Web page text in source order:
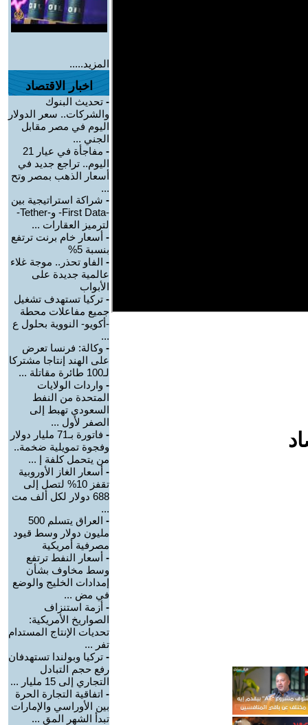
المزيد.....
اخبار الاقتصاد
- تحديث البنوك
والشركات.. سعر الدولار
اليوم في مصر مقابل
الجني ...
-
مفاجأة في عيار 21
اليوم.. تراجع جديد في
أسعار الذهب بمصر وتح
...
- شراكة استراتيجية بين
-First Data- و-Tether-
لترميز العقارات ...
- أسعار خام برنت ترتفع
بنسبة 5%
- الفاو تحذر.. موجة غلاء
عالمية جديدة على
الأبواب
- تركيا تستهدف تشغيل
جميع مفاعلات محطة
-أكويو- النووية بحلول ع
...
- وكالة: فرنسا تعرض
على الهند إنتاجا مشتركا
لـ100 طائرة مقاتلة ...
- واردات الولايات
المتحدة من النفط
السعودي تهبط إلى
الصفر لأول ...
-
فاتورة بـ71 مليار دولار
وفجوة تمويلية ضخمة..
من يتحمل كلفة إ ...
- أسعار الغاز الأوروبية
تقفز 10% لتصل إلى
688 دولار لكل ألف مت
...
-
العراق يتسلم 500
مليون دولار وسط قيود
مصرفية أمريكية
- أسعار النفط ترتفع
وسط مخاوف بشأن
إمدادات الخليج والوضع
في مض ...
- أزمة استنزاف
الصواريخ الأمريكية:
تحديات الإنتاج المستدام
تفر ...
- تركيا وبولندا تستهدفان
رفع حجم التبادل
التجاري إلى 15 مليار ...
- اتفاقية التجارة الحرة
بين الأوراسي والإمارات
تبدأ الشهر المق ...